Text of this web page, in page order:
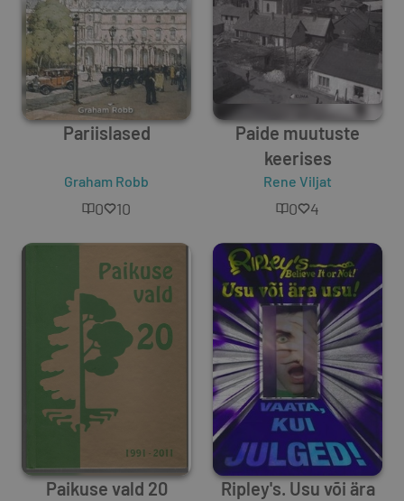
Pariislased
Graham Robb
0 10
Paide muutuste
keerises
Rene Viljat
0 4
Paikuse vald 20
Ripley's. Usu või ära